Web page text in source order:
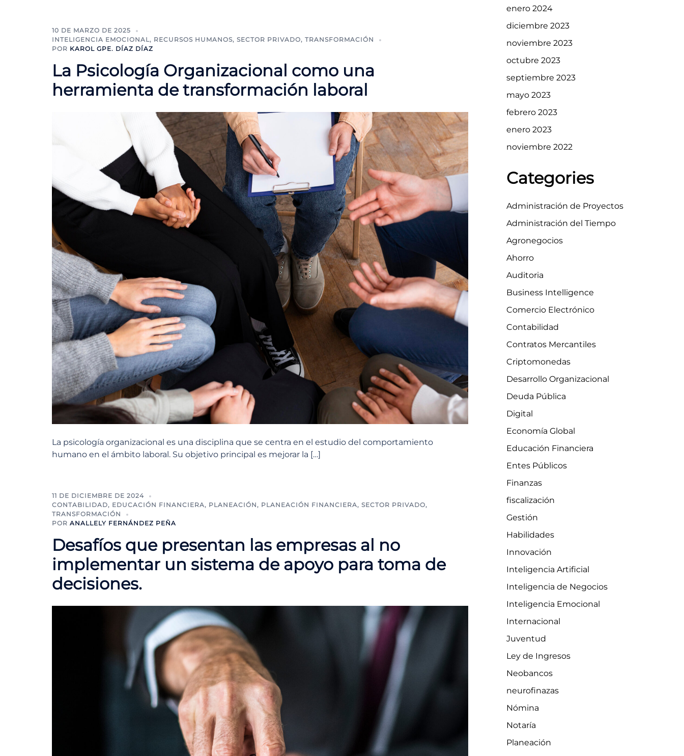
10 DE MARZO DE 2025
INTELIGENCIA EMOCIONAL, RECURSOS HUMANOS, SECTOR PRIVADO, TRANSFORMACIÓN
POR KAROL GPE. DÍAZ DÍAZ
La Psicología Organizacional como una
herramienta de transformación laboral
La psicología organizacional es una disciplina que se centra en el estudio del comportamiento
humano en el ámbito laboral. Su objetivo principal es mejorar la […]
11 DE DICIEMBRE DE 2024
CONTABILIDAD, EDUCACIÓN FINANCIERA, PLANEACIÓN, PLANEACIÓN FINANCIERA, SECTOR PRIVADO,
TRANSFORMACIÓN
POR ANALLELY FERNÁNDEZ PEÑA
Desafíos que presentan las empresas al no
implementar un sistema de apoyo para toma de
decisiones.
enero 2024
diciembre 2023
noviembre 2023
octubre 2023
septiembre 2023
mayo 2023
febrero 2023
enero 2023
noviembre 2022
Categories
Administración de Proyectos
Administración del Tiempo
Agronegocios
Ahorro
Auditoria
Business Intelligence
Comercio Electrónico
Contabilidad
Contratos Mercantiles
Criptomonedas
Desarrollo Organizacional
Deuda Pública
Digital
Economía Global
Educación Financiera
Entes Públicos
Finanzas
fiscalización
Gestión
Habilidades
Innovación
Inteligencia Artificial
Inteligencia de Negocios
Inteligencia Emocional
Internacional
Juventud
Ley de Ingresos
Neobancos
neurofinazas
Nómina
Notaría
Planeación